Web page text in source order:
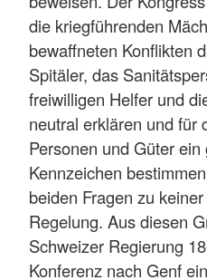
die kriegführenden
bewaffneten Konflikten
Spitäler, das
freiwilligen Helfer und
neutral erklären und für
Personen und Güter
Kennzeichen
beiden Fragen zu
Regelung. Aus diesen
Schweizer Regierung
Konferenz nach Genf